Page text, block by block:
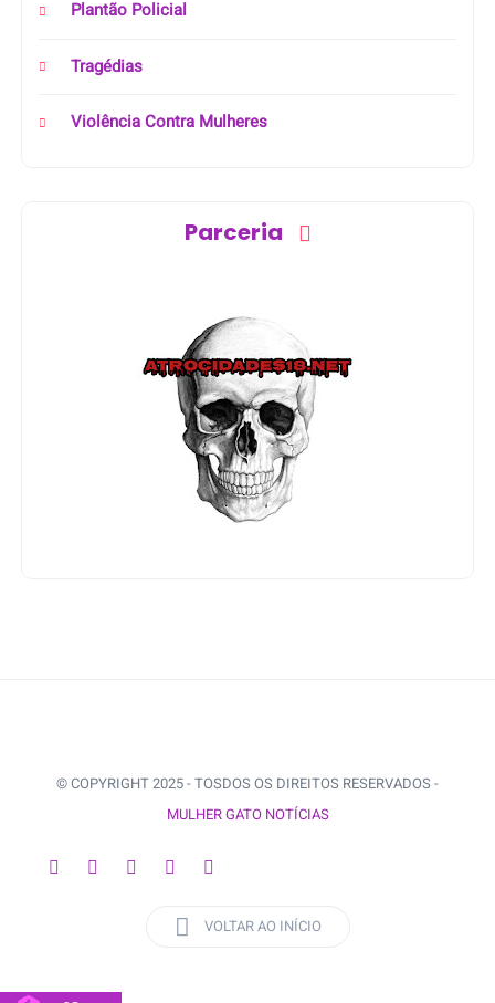
Plantão Policial
Tragédias
Violência Contra Mulheres
Parceria
© COPYRIGHT 2025 - TOSDOS OS DIREITOS RESERVADOS -
MULHER GATO NOTÍCIAS
VOLTAR AO INÍCIO